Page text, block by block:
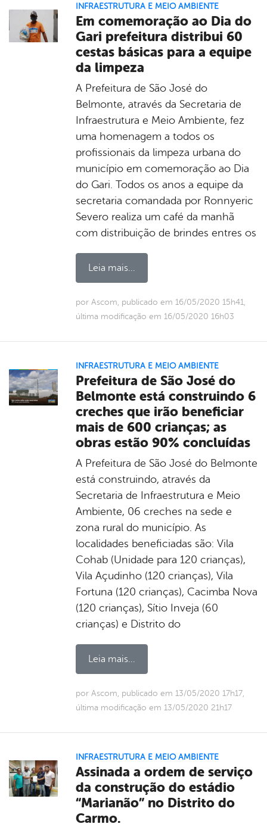
INFRAESTRUTURA E MEIO AMBIENTE
Em comemoração ao Dia do
Gari prefeitura distribui 60
cestas básicas para a equipe
da limpeza
A Prefeitura de São José do
Belmonte, através da Secretaria de
Infraestrutura e Meio Ambiente, fez
uma homenagem a todos os
profissionais da limpeza urbana do
município em comemoração ao Dia
do Gari. Todos os anos a equipe da
secretaria comandada por Ronnyeric
Severo realiza um café da manhã
com distribuição de brindes entres os
Leia mais...
por Ascom, publicado em 16/05/2020 15h41,
última modificação em 16/05/2020 16h03
INFRAESTRUTURA E MEIO AMBIENTE
Prefeitura de São José do
Belmonte está construindo 6
creches que irão beneficiar
mais de 600 crianças; as
obras estão 90% concluídas
A Prefeitura de São José do Belmonte
está construindo, através da
Secretaria de Infraestrutura e Meio
Ambiente, 06 creches na sede e
zona rural do município. As
localidades beneficiadas são: Vila
Cohab (Unidade para 120 crianças),
Vila Açudinho (120 crianças), Vila
Fortuna (120 crianças), Cacimba Nova
(120 crianças), Sítio Inveja (60
crianças) e Distrito do
Leia mais...
por Ascom, publicado em 13/05/2020 17h17,
última modificação em 13/05/2020 21h17
INFRAESTRUTURA E MEIO AMBIENTE
Assinada a ordem de serviço
da construção do estádio
“Marianão” no Distrito do
Carmo.